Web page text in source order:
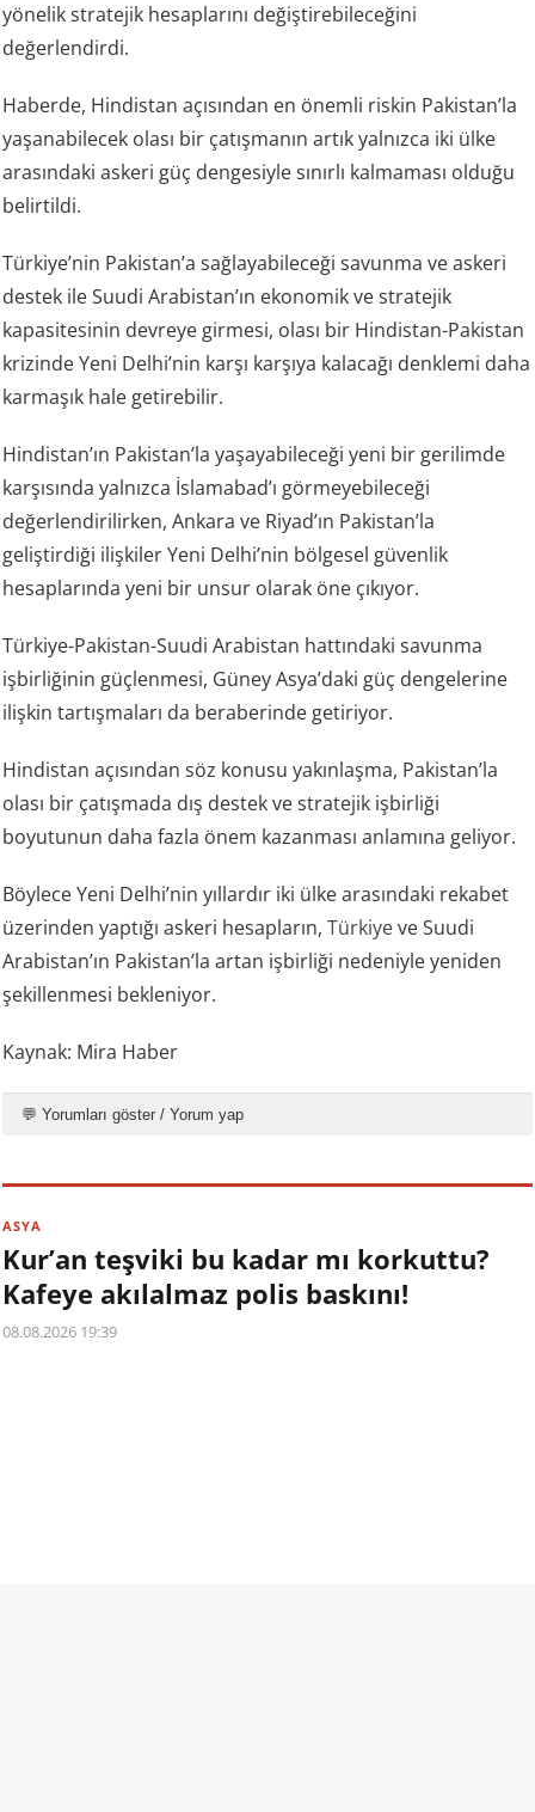
yönelik stratejik hesaplarını değiştirebileceğini
değerlendirdi.
Haberde, Hindistan açısından en önemli riskin Pakistan’la
yaşanabilecek olası bir çatışmanın artık yalnızca iki ülke
arasındaki askeri güç dengesiyle sınırlı kalmaması olduğu
belirtildi.
Türkiye’nin Pakistan’a sağlayabileceği savunma ve askeri
destek ile Suudi Arabistan’ın ekonomik ve stratejik
kapasitesinin devreye girmesi, olası bir Hindistan-Pakistan
krizinde Yeni Delhi’nin karşı karşıya kalacağı denklemi daha
karmaşık hale getirebilir.
Hindistan’ın Pakistan’la yaşayabileceği yeni bir gerilimde
karşısında yalnızca İslamabad’ı görmeyebileceği
değerlendirilirken, Ankara ve Riyad’ın Pakistan’la
geliştirdiği ilişkiler Yeni Delhi’nin bölgesel güvenlik
hesaplarında yeni bir unsur olarak öne çıkıyor.
Türkiye-Pakistan-Suudi Arabistan hattındaki savunma
işbirliğinin güçlenmesi, Güney Asya’daki güç dengelerine
ilişkin tartışmaları da beraberinde getiriyor.
Hindistan açısından söz konusu yakınlaşma, Pakistan’la
olası bir çatışmada dış destek ve stratejik işbirliği
boyutunun daha fazla önem kazanması anlamına geliyor.
Böylece Yeni Delhi’nin yıllardır iki ülke arasındaki rekabet
üzerinden yaptığı askeri hesapların,Türkiyeve Suudi
Arabistan’ın Pakistan’la artan işbirliği nedeniyle yeniden
şekillenmesi bekleniyor.
Kaynak: Mira Haber
💬 Yorumları göster / Yorum yap
ASYA
Kur’an teşviki bu kadar mı korkuttu?
Kafeye akılalmaz polis baskını!
08.08.2026 19:39